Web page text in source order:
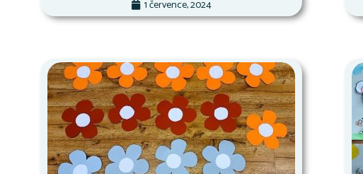
1 července, 2024